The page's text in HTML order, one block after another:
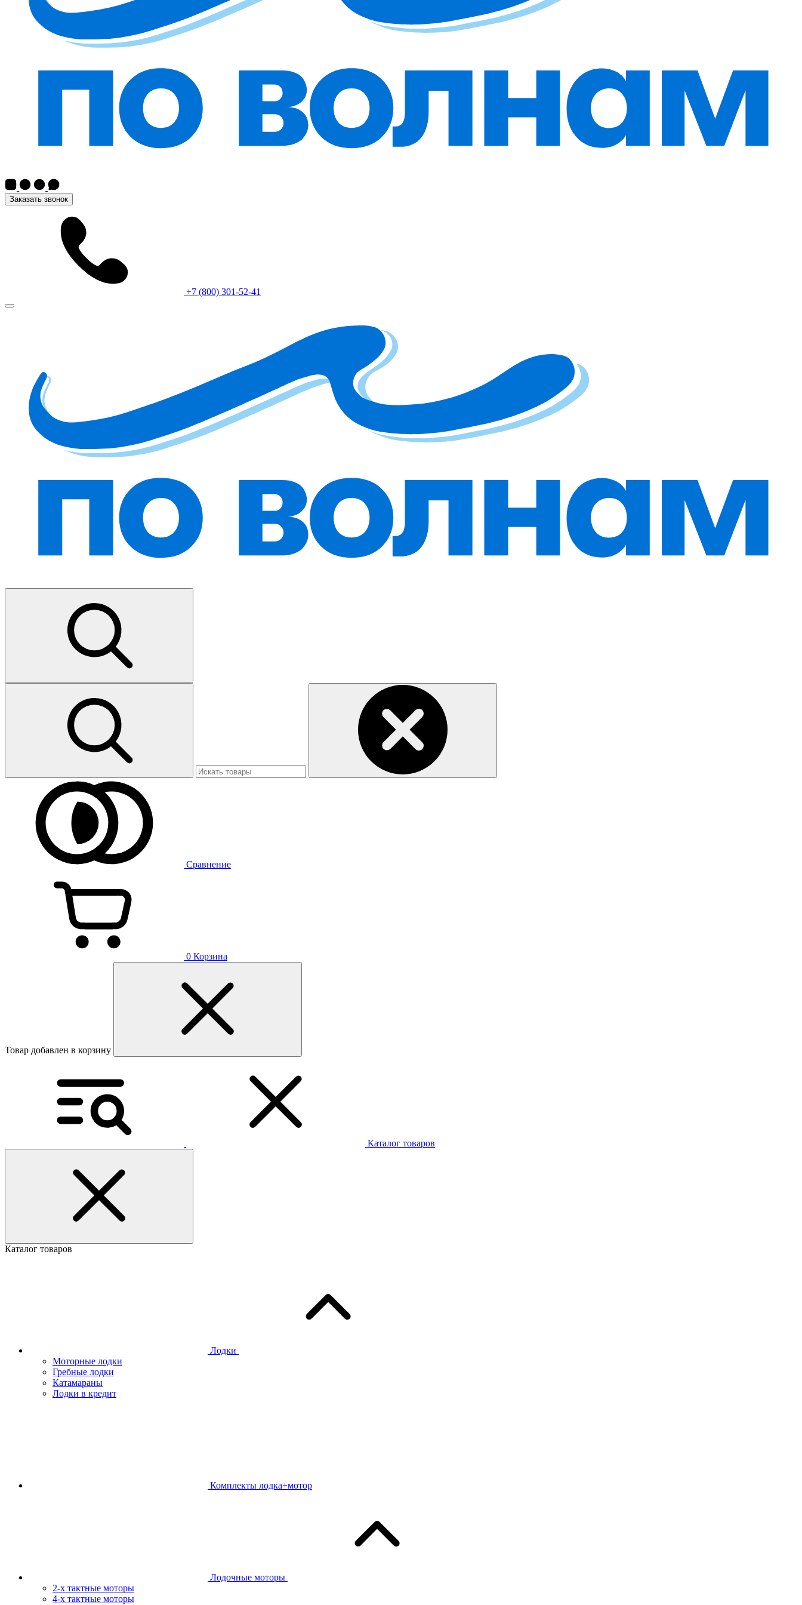
Заказать звонок
+7 (800) 301-52-41
Сравнение
0 Корзина
Товар добавлен в корзину
Каталог товаров
Каталог товаров
Лодки
Моторные лодки
Гребные лодки
Катамараны
Лодки в кредит
Комплекты лодка+мотор
Лодочные моторы
2-х тактные моторы
4-х тактные моторы